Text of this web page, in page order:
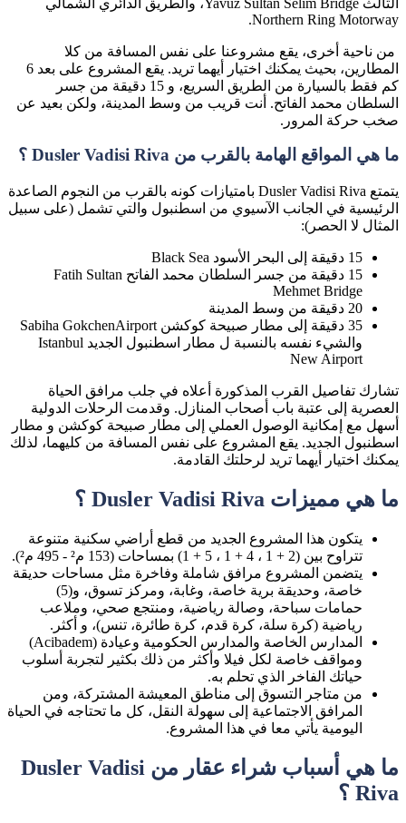
Northern Ring Motorway.
من ناحية أخرى، يقع مشروعنا على نفس المسافة من كلا
المطارين، بحيث يمكنك اختيار أيهما تريد. يقع المشروع على بعد 6
كم فقط بالسيارة من الطريق السريع، و 15 دقيقة من جسر
السلطان محمد الفاتح. أنت قريب من وسط المدينة، ولكن بعيد عن
صخب حركة المرور.
ما هي المواقع الهامة بالقرب من Dusler Vadisi Riva ؟
يتمتع Dusler Vadisi Riva بامتيازات كونه بالقرب من النجوم الصاعدة
الرئيسية في الجانب الآسيوي من اسطنبول والتي تشمل (على سبيل
المثال لا الحصر):
15 دقيقة إلى البحر الأسود Black Sea
15 دقيقة من جسر السلطان محمد الفاتح Fatih Sultan
Mehmet Bridge
20 دقيقة من وسط المدينة
35 دقيقة إلى مطار صبيحة كوكشن Sabiha GokchenAirport
والشيء نفسه بالنسبة ل مطار اسطنبول الجديد Istanbul
New Airport
تشارك تفاصيل القرب المذكورة أعلاه في جلب مرافق الحياة
العصرية إلى عتبة باب أصحاب المنازل. وقدمت الرحلات الدولية
أسهل مع إمكانية الوصول العملي إلى مطار صبيحة كوكشن و مطار
اسطنبول الجديد. يقع المشروع على نفس المسافة من كليهما، لذلك
يمكنك اختيار أيهما تريد لرحلتك القادمة.
ما هي مميزات Dusler Vadisi Riva ؟
يتكون هذا المشروع الجديد من قطع أراضي سكنية متنوعة
تتراوح بين (2 + 1 ، 4 + 1 ، 5 + 1) بمساحات (153 م² - 495 م²).
يتضمن المشروع مرافق شاملة وفاخرة مثل مساحات حديقة
خاصة، وحديقة برية خاصة، وغابة، ومركز تسوق، و(5)
حمامات سباحة، وصالة رياضية، ومنتجع صحي، وملاعب
رياضية (كرة سلة، كرة قدم، كرة طائرة، تنس)، و أكثر.
المدارس الخاصة والمدارس الحكومية وعيادة (Acibadem)
ومواقف خاصة لكل فيلا وأكثر من ذلك بكثير لتجربة أسلوب
حياتك الفاخر الذي تحلم به.
من متاجر التسوق إلى مناطق المعيشة المشتركة، ومن
المرافق الاجتماعية إلى سهولة النقل، كل ما تحتاجه في الحياة
اليومية يأتي معا في هذا المشروع.
ما هي أسباب شراء عقار من Dusler Vadisi
Riva ؟